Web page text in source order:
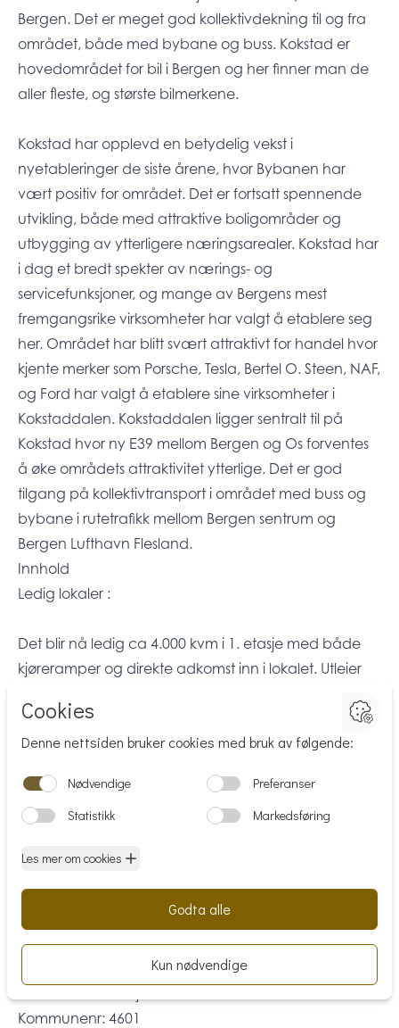
Bergen. Det er meget god kollektivdekning til og fra
området, både med bybane og buss. Kokstad er
hovedområdet for bil i Bergen og her finner man de
aller fleste, og største bilmerkene.
Kokstad har opplevd en betydelig vekst i
nyetableringer de siste årene, hvor Bybanen har
vært positiv for området. Det er fortsatt spennende
utvikling, både med attraktive boligområder og
utbygging av ytterligere næringsarealer. Kokstad har
i dag et bredt spekter av nærings- og
servicefunksjoner, og mange av Bergens mest
fremgangsrike virksomheter har valgt å etablere seg
her. Området har blitt svært attraktivt for handel hvor
kjente merker som Porsche, Tesla, Bertel O. Steen, NAF,
og Ford har valgt å etablere sine virksomheter i
Kokstaddalen. Kokstaddalen ligger sentralt til på
Kokstad hvor ny E39 mellom Bergen og Os forventes
å øke områdets attraktivitet ytterlige. Det er god
tilgang på kollektivtransport i området med buss og
bybane i rutetrafikk mellom Bergen sentrum og
Bergen Lufthavn Flesland.
Innhold
Ledig lokaler :
Det blir nå ledig ca 4.000 kvm i 1. etasje med både
kjøreramper og direkte adkomst inn i lokalet. Utleier
innvendige arealer hvor leietaker kan være med å
påvirke både utforming og størrelse på lokalet. Vi
arealbehov fra 2.000 kvm. Vi kan tilby alt fra vanlig
kontor, verksted, salgslokaler, lager og profflokaler.
Eiendommen har i dag høy teknisk standard med
vannbåren varme i tak, ventilasjon, og generelt god
standard på overflater. Bygget skal oppgraderes
med nye fasader hvor leietaker kan være med å
utforme sitt eget lokale iht. leietakers kravspekk.
Kommunenr: 4601